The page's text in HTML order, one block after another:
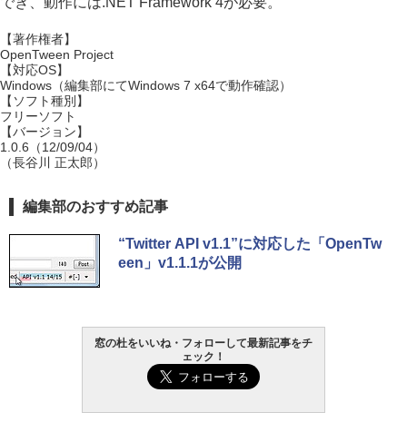
【著作権者】
OpenTween Project
【対応OS】
Windows（編集部にてWindows 7 x64で動作確認）
【ソフト種別】
フリーソフト
【バージョン】
1.0.6（12/09/04）
（長谷川 正太郎）
編集部のおすすめ記事
“Twitter API v1.1”に対応した「OpenTw
een」v1.1.1が公開
窓の杜をいいね・フォローして最新記事をチ
ェック！